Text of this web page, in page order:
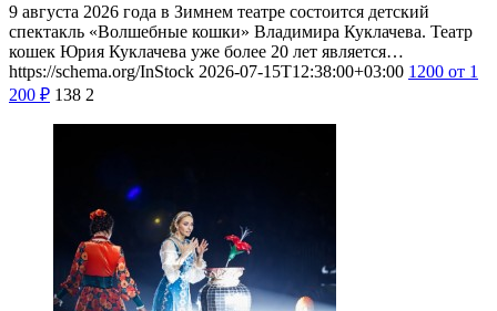
9 августа 2026 года в Зимнем театре состоится детский
спектакль «Волшебные кошки» Владимира Куклачева. Театр
кошек Юрия Куклачева уже более 20 лет является…
https://schema.org/InStock 2026-07-15T12:38:00+03:00 1200 от 1
200 ₽ 138 2